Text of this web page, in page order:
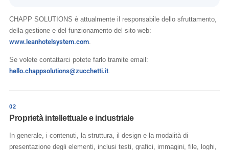
CHAPP SOLUTIONS è attualmente il responsabile dello sfruttamento,
della gestione e del funzionamento del sito web:
www.leanhotelsystem.com.
Se volete contattarci potete farlo tramite email:
hello.chappsolutions@zucchetti.it.
02
Proprietà intellettuale e industriale
In generale, i contenuti, la struttura, il design e la modalità di
presentazione degli elementi, inclusi testi, grafici, immagini, file, loghi,